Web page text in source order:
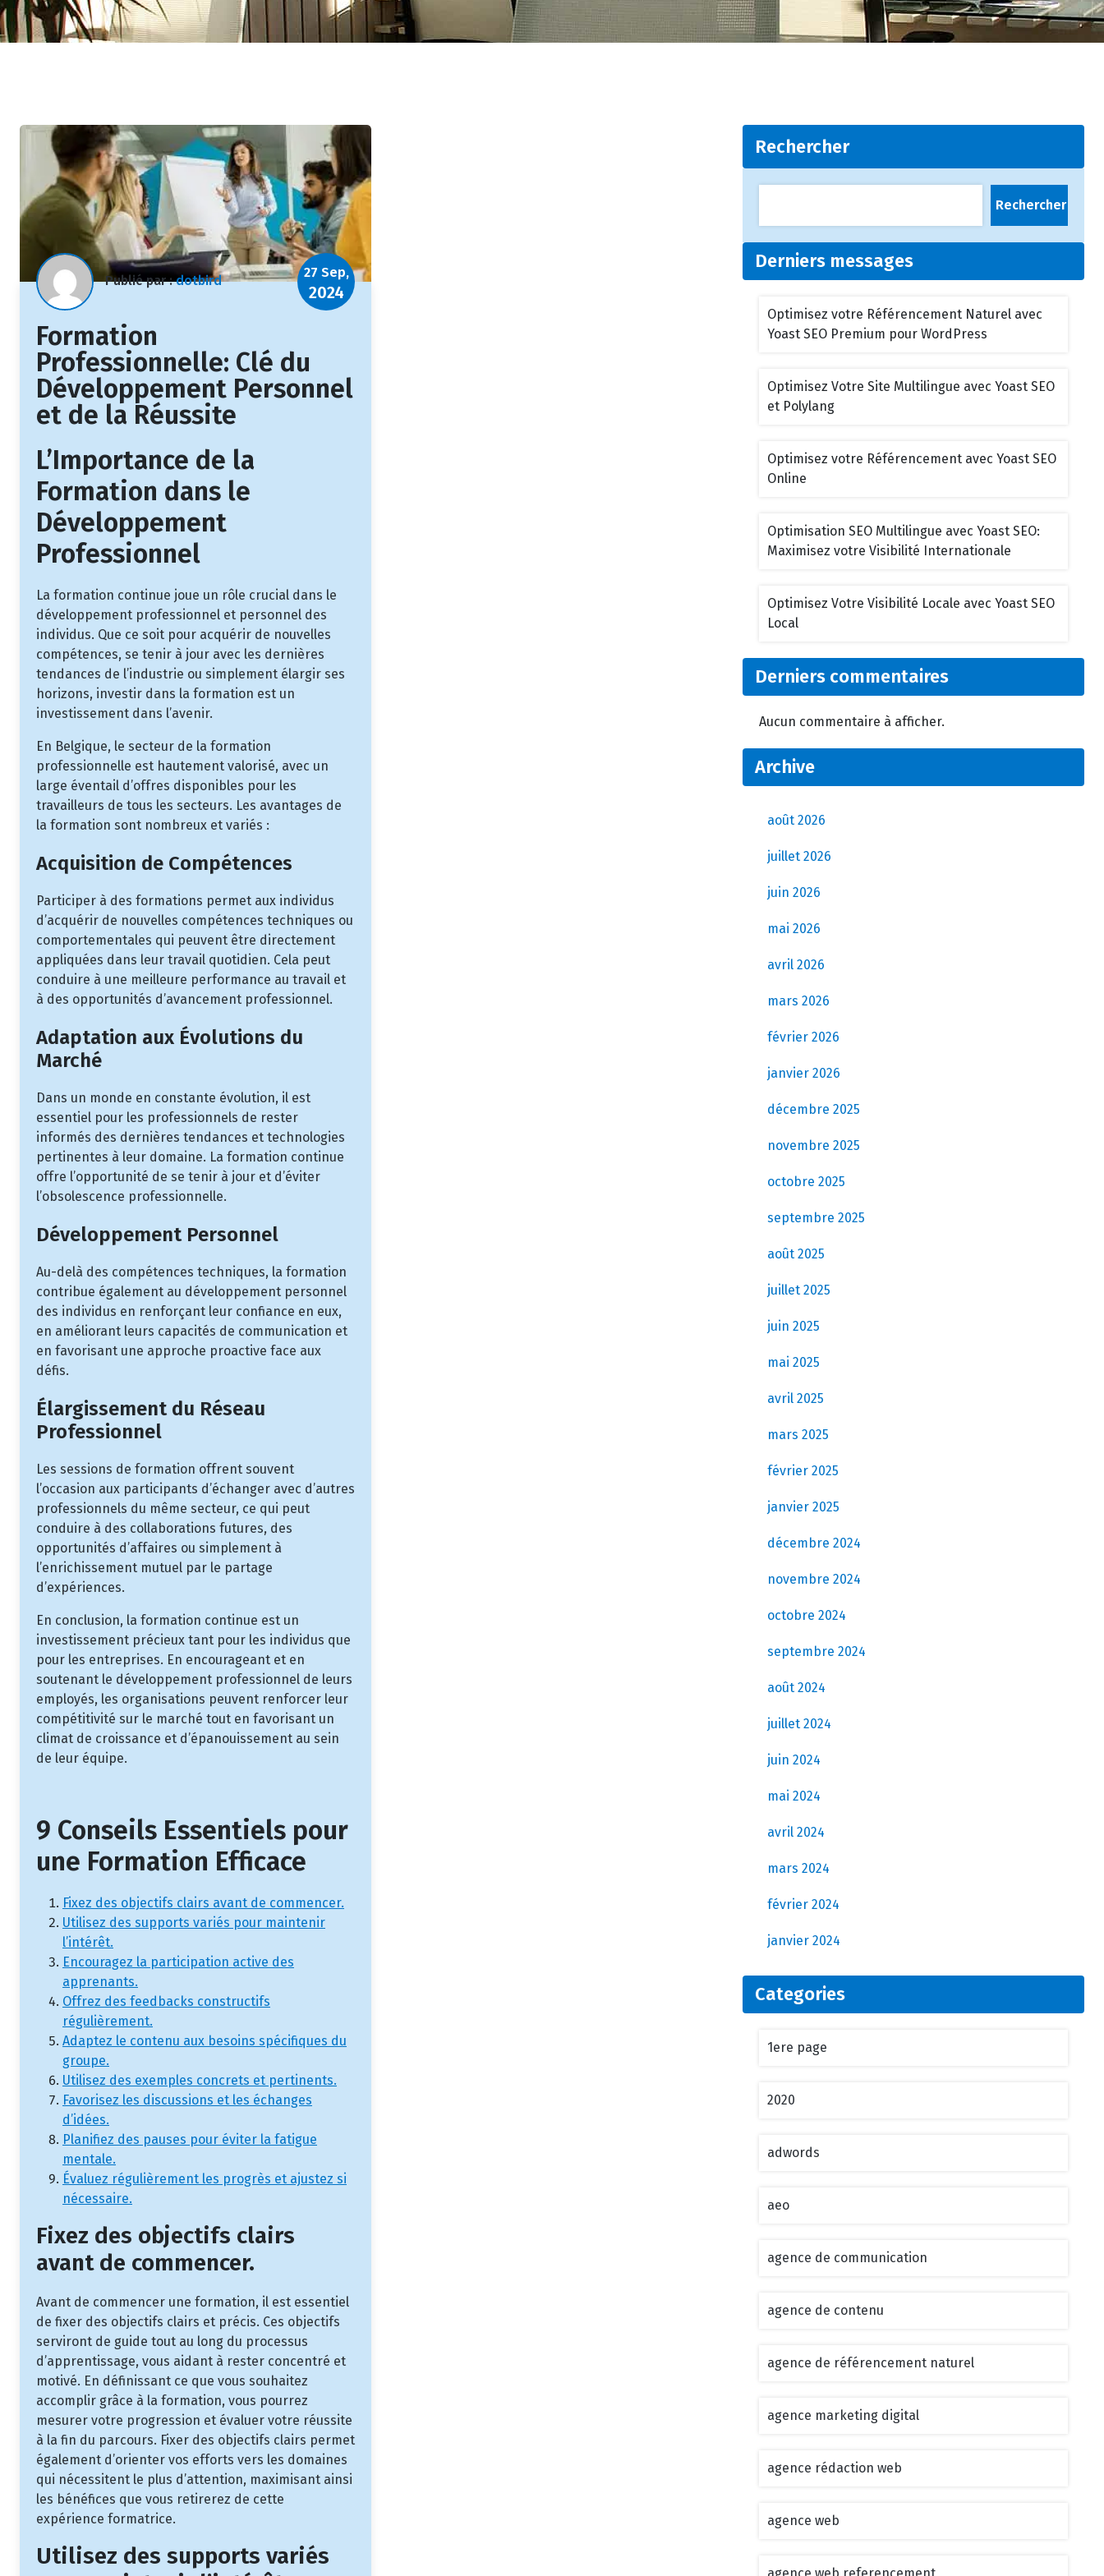
Publié par :dotbird
27 Sep,
2024
Formation
Professionnelle: Clé du
Développement Personnel
et de la Réussite
L’Importance de la
Formation dans le
Développement
Professionnel
La formation continue joue un rôle crucial dans le
développement professionnel et personnel des
individus. Que ce soit pour acquérir de nouvelles
compétences, se tenir à jour avec les dernières
tendances de l’industrie ou simplement élargir ses
horizons, investir dans la formation est un
investissement dans l’avenir.
En Belgique, le secteur de la formation
professionnelle est hautement valorisé, avec un
large éventail d’offres disponibles pour les
travailleurs de tous les secteurs. Les avantages de
la formation sont nombreux et variés :
Acquisition de Compétences
Participer à des formations permet aux individus
d’acquérir de nouvelles compétences techniques ou
comportementales qui peuvent être directement
appliquées dans leur travail quotidien. Cela peut
conduire à une meilleure performance au travail et
à des opportunités d’avancement professionnel.
Adaptation aux Évolutions du
Marché
Dans un monde en constante évolution, il est
essentiel pour les professionnels de rester
informés des dernières tendances et technologies
pertinentes à leur domaine. La formation continue
offre l’opportunité de se tenir à jour et d’éviter
l’obsolescence professionnelle.
Développement Personnel
Au-delà des compétences techniques, la formation
contribue également au développement personnel
des individus en renforçant leur confiance en eux,
en améliorant leurs capacités de communication et
en favorisant une approche proactive face aux
défis.
Élargissement du Réseau
Professionnel
Les sessions de formation offrent souvent
l’occasion aux participants d’échanger avec d’autres
professionnels du même secteur, ce qui peut
conduire à des collaborations futures, des
opportunités d’affaires ou simplement à
l’enrichissement mutuel par le partage
d’expériences.
En conclusion, la formation continue est un
investissement précieux tant pour les individus que
pour les entreprises. En encourageant et en
soutenant le développement professionnel de leurs
employés, les organisations peuvent renforcer leur
compétitivité sur le marché tout en favorisant un
climat de croissance et d’épanouissement au sein
de leur équipe.
9 Conseils Essentiels pour
une Formation Efficace
Fixez des objectifs clairs avant de commencer.
Utilisez des supports variés pour maintenir
l’intérêt.
Encouragez la participation active des
apprenants.
Offrez des feedbacks constructifs
régulièrement.
Adaptez le contenu aux besoins spécifiques du
groupe.
Utilisez des exemples concrets et pertinents.
Favorisez les discussions et les échanges
d’idées.
Planifiez des pauses pour éviter la fatigue
mentale.
Évaluez régulièrement les progrès et ajustez si
nécessaire.
Fixez des objectifs clairs
avant de commencer.
Avant de commencer une formation, il est essentiel
de fixer des objectifs clairs et précis. Ces objectifs
serviront de guide tout au long du processus
d’apprentissage, vous aidant à rester concentré et
motivé. En définissant ce que vous souhaitez
accomplir grâce à la formation, vous pourrez
mesurer votre progression et évaluer votre réussite
à la fin du parcours. Fixer des objectifs clairs permet
également d’orienter vos efforts vers les domaines
qui nécessitent le plus d’attention, maximisant ainsi
les bénéfices que vous retirerez de cette
expérience formatrice.
Utilisez des supports variés
Rechercher
Rechercher
Derniers messages
Optimisez votre Référencement Naturel avec
Yoast SEO Premium pour WordPress
Optimisez Votre Site Multilingue avec Yoast SEO
et Polylang
Optimisez votre Référencement avec Yoast SEO
Online
Optimisation SEO Multilingue avec Yoast SEO:
Maximisez votre Visibilité Internationale
Optimisez Votre Visibilité Locale avec Yoast SEO
Local
Derniers commentaires
Aucun commentaire à afficher.
Archive
août 2026
juillet 2026
juin 2026
mai 2026
avril 2026
mars 2026
février 2026
janvier 2026
décembre 2025
novembre 2025
octobre 2025
septembre 2025
août 2025
juillet 2025
juin 2025
mai 2025
avril 2025
mars 2025
février 2025
janvier 2025
décembre 2024
novembre 2024
octobre 2024
septembre 2024
août 2024
juillet 2024
juin 2024
mai 2024
avril 2024
mars 2024
février 2024
janvier 2024
Categories
1ere page
2020
adwords
aeo
agence de communication
agence de contenu
agence de référencement naturel
agence marketing digital
agence rédaction web
agence web